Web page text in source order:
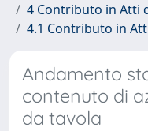
4 Contributo in Atti
4.1 Contributo in
Andamento
contenuto di
da tavola